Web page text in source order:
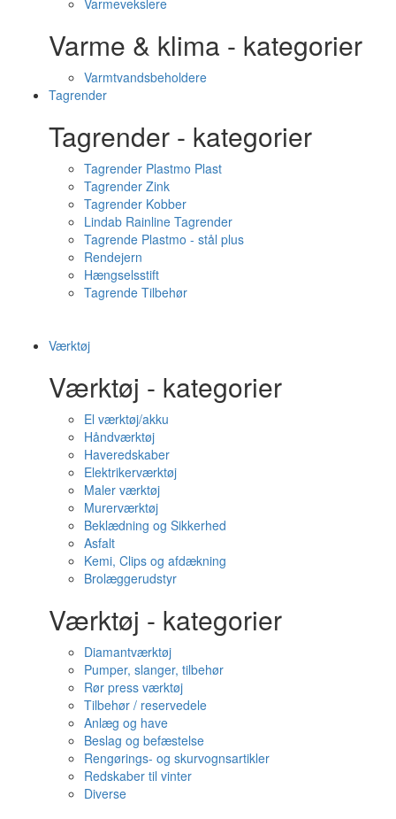
Varmevekslere
Varme & klima - kategorier
Varmtvandsbeholdere
Tagrender
Tagrender - kategorier
Tagrender Plastmo Plast
Tagrender Zink
Tagrender Kobber
Lindab Rainline Tagrender
Tagrende Plastmo - stål plus
Rendejern
Hængselsstift
Tagrende Tilbehør
Værktøj
Værktøj - kategorier
El værktøj/akku
Håndværktøj
Haveredskaber
Elektrikerværktøj
Maler værktøj
Murerværktøj
Beklædning og Sikkerhed
Asfalt
Kemi, Clips og afdækning
Brolæggerudstyr
Værktøj - kategorier
Diamantværktøj
Pumper, slanger, tilbehør
Rør press værktøj
Tilbehør / reservedele
Anlæg og have
Beslag og befæstelse
Rengørings- og skurvognsartikler
Redskaber til vinter
Diverse